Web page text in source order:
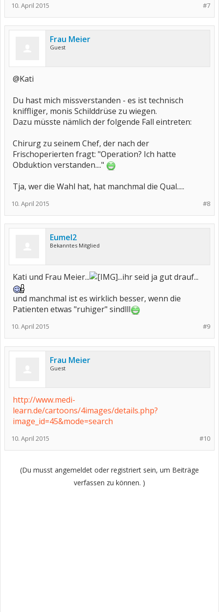
#7
10. April 2015
Frau Meier
Guest
@Kati
Du hast mich missverstanden - es ist technisch
kniffliger, monis Schilddrüse zu wiegen.
Dazu müsste nämlich der folgende Fall eintreten:
Chirurg zu seinem Chef, der nach der
Frischoperierten fragt: "Operation? Ich hatte
Obduktion verstanden...."
Tja, wer die Wahl hat, hat manchmal die Qual.....
#8
10. April 2015
Eumel2
Bekanntes Mitglied
Kati und Frau Meier...
...ihr seid ja gut drauf...
und manchmal ist es wirklich besser, wenn die
Patienten etwas "ruhiger" sindlll
#9
10. April 2015
Frau Meier
Guest
http://www.medi-
learn.de/cartoons/4images/details.php?
image_id=45&mode=search
#10
10. April 2015
(Du musst angemeldet oder registriert sein, um Beiträge
verfassen zu können. )